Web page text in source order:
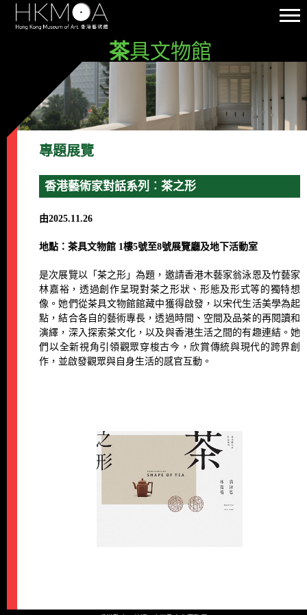
茶具文物館
專題展覽
香港藝術家對話系列︰茶之形
由2025.11.26
地點：茶具文物館 1樓5號至8號展覽廳及地下活動室
是次展覽以「茶之形」為題，邀請香港木藝家翁泳恩及竹藝家
林嘉裕，透過創作呈現對茶之形狀、形態及形式等的獨特想
像。她們從茶具文物館館藏中獲得啟發，以宋代生活美學為起
點，結合各自的藝術專長，透過時間、空間及品茶的再閱讀和
演繹，深入探索茶文化，以及與香港生活之間的有趣連結。她
們以全新視角引領觀眾穿梭古今，欣賞傳統與現代的跨界創
作，並啟發觀眾與自身生活的感官互動。